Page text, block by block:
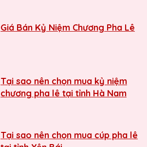
Giá Bán Kỷ Niệm Chương Pha Lê
Tại sao nên chọn mua kỷ niệm
chương pha lê tại tỉnh Hà Nam
Tại sao nên chọn mua cúp pha lê